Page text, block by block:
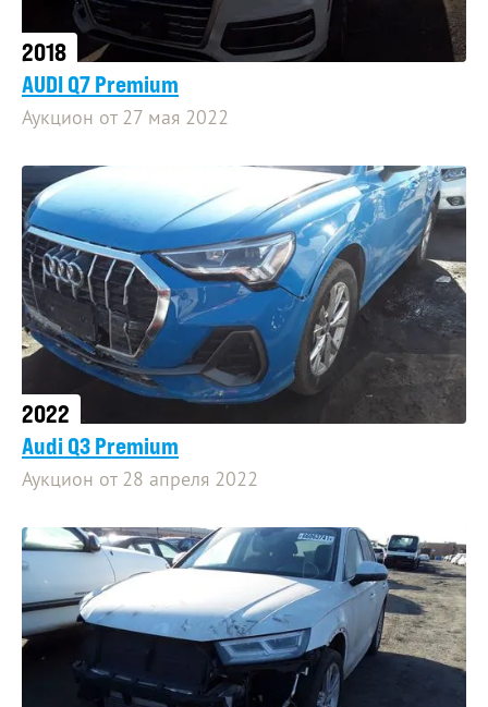
2018
AUDI Q7 Premium
Аукцион от 27 мая 2022
2022
Audi Q3 Premium
Аукцион от 28 апреля 2022